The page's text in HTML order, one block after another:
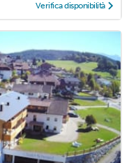
Verifica disponibilità